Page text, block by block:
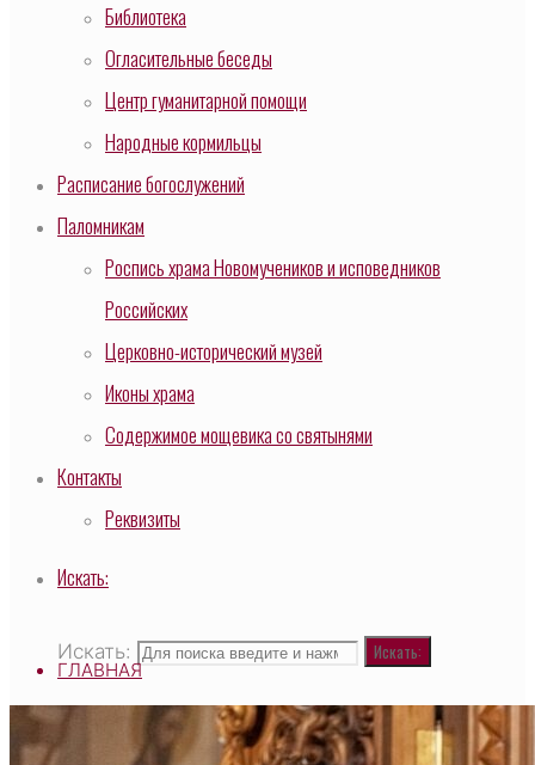
Библиотека
Огласительные беседы
Центр гуманитарной помощи
Народные кормильцы
Расписание богослужений
Паломникам
Роспись храма Новомучеников и исповедников
Российских
Церковно-исторический музей
Иконы храма
Содержимое мощевика со святынями
Контакты
Реквизиты
Искать:
Искать: Искать:
ГЛАВНАЯ
ВЫСОКОПРЕОСВЯЩЕННЕЙШИЙ САВВАТИЙ,